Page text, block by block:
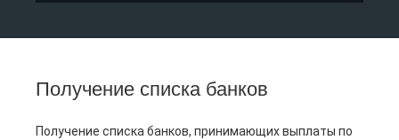
Получение списка банков
Получение списка банков, принимающих выплаты по